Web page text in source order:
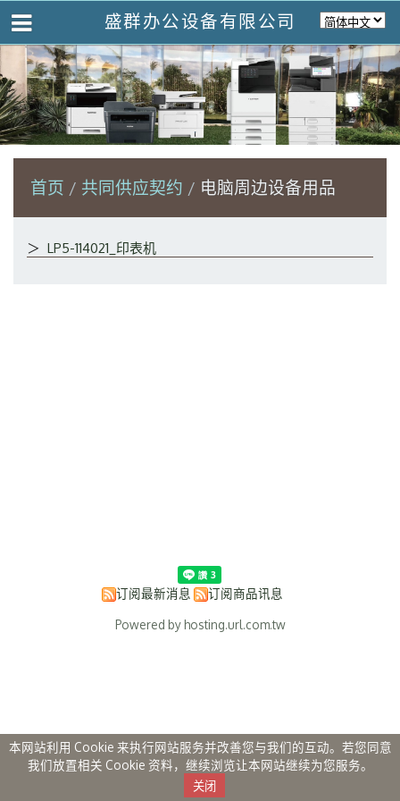
盛群办公设备有限公司
首页 共同供应契约 电脑周边设备用品
＞ LP5-114021_印表机
订阅最新消息 订阅商品讯息
Powered by hosting.url.com.tw
本网站利用 Cookie 来执行网站服务并改善您与我们的互动。若您同意
我们放置相关 Cookie 资料，继续浏览让本网站继续为您服务。